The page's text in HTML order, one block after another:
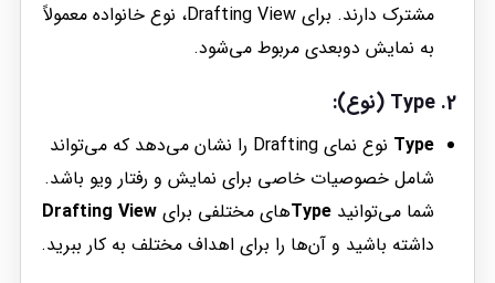
مشترک دارند. برای Drafting View، نوع خانواده معمولاً
به نمایش دوبعدی مربوط می‌شود.
2. Type (نوع) :
Type
نوع نمای Drafting را نشان می‌دهد که می‌تواند
شامل خصوصیات خاصی برای نمایش و رفتار ویو باشد.
شما می‌توانیدTypeهای مختلفی برایDrafting View
داشته باشید و آن‌ها را برای اهداف مختلف به کار ببرید.